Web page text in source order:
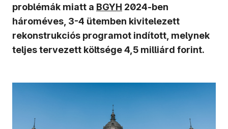
problémák miatt a (új ablakban nyílik meg)
BGYH 2024-ben
hároméves, 3-4 ütemben kivitelezett
rekonstrukciós programot indított, melynek
teljes tervezett költsége 4,5 milliárd forint.